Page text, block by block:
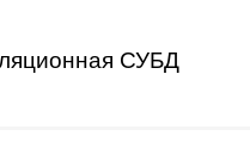
СУБД